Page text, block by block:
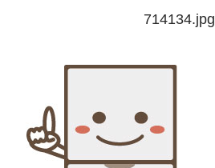
714134.jpg